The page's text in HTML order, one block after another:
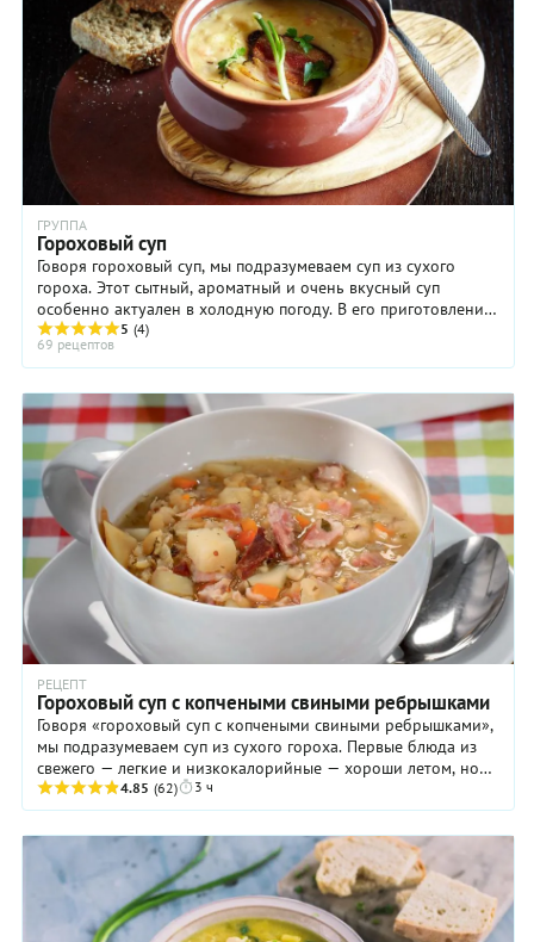
ГРУППА
Гороховый суп
Говоря гороховый суп, мы подразумеваем суп из сухого
гороха. Этот сытный, ароматный и очень вкусный суп
особенно актуален в холодную погоду. В его приготовлении
нет ничего сложного, более того, оно не ...
5 (4)
69 рецептов
РЕЦЕПТ
Гороховый суп с копчеными свиными ребрышками
Говоря «гороховый суп с копчеными свиными ребрышками»,
мы подразумеваем суп из сухого гороха. Первые блюда из
свежего — легкие и низкокалорийные — хороши летом, но
для холодного сезона решительно не ...
4.85 (62) 3 ч